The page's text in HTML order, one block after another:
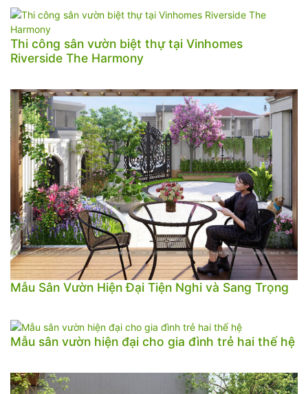
Thi công sân vườn biệt thự tại Vinhomes
Riverside The Harmony
Mẫu Sân Vườn Hiện Đại Tiện Nghi và Sang Trọng
Mẫu sân vườn hiện đại cho gia đình trẻ hai thế hệ